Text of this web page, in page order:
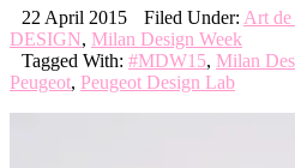
22 April 2015 Filed Under: Art de
DESIGN, Milan Design Week
Tagged With: #MDW15, Milan
Peugeot, Peugeot Design Lab